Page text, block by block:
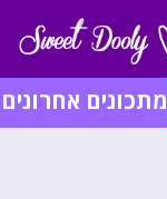
מתכונים אחרונים